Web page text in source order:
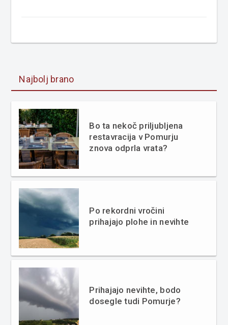
Najbolj brano
Bo ta nekoč priljubljena
restavracija v Pomurju
znova odprla vrata?
Po rekordni vročini
prihajajo plohe in nevihte
Prihajajo nevihte, bodo
dosegle tudi Pomurje?